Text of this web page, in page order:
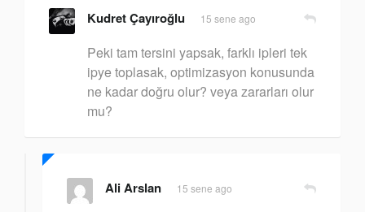
Kudret Çayıroğlu 15 sene ago
Peki tam tersini yapsak, farklı ipleri tek
ipye toplasak, optimizasyon konusunda
ne kadar doğru olur? veya zararları olur
mu?
Ali Arslan 15 sene ago